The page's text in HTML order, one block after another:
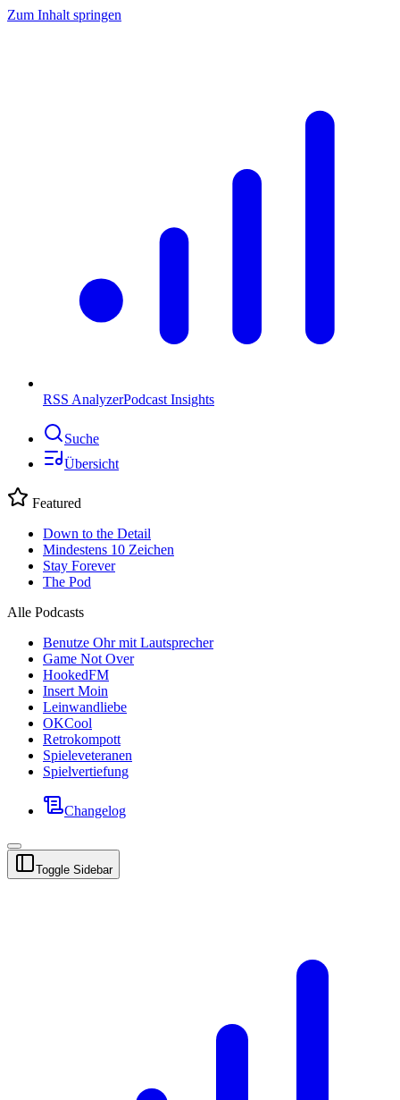
Zum Inhalt springen
RSS AnalyzerPodcast Insights
Suche
Übersicht
Featured
Down to the Detail
Mindestens 10 Zeichen
Stay Forever
The Pod
Alle Podcasts
Benutze Ohr mit Lautsprecher
Game Not Over
HookedFM
Insert Moin
Leinwandliebe
OKCool
Retrokompott
Spieleveteranen
Spielvertiefung
Changelog
Toggle Sidebar